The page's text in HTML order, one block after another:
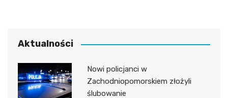
Aktualności
Nowi policjanci w
Zachodniopomorskiem złożyli
ślubowanie